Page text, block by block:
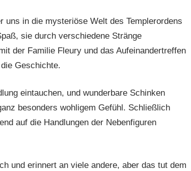
uns in die mysteriöse Welt des Templerordens
sie durch verschiedene Stränge
der Familie Fleury und das Aufeinandertreffen
Geschichte.
eintauchen, und wunderbare Schinken
besonders wohligem Gefühl. Schließlich
auf die Handlungen der Nebenfiguren
und erinnert an viele andere, aber das tut dem